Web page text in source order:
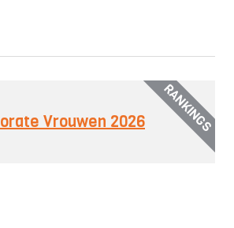
RANKINGS
Vrouwen 2026